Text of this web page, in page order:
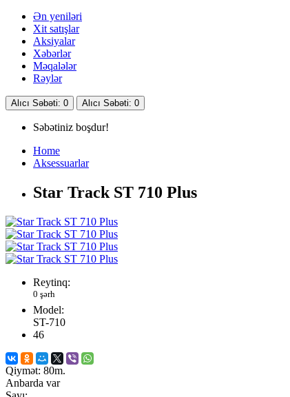
Ən yeniləri
Xit satışlar
Aksiyalar
Xəbərlər
Məqalələr
Rəylər
Alıcı Səbəti: 0 Alıcı Səbəti: 0
Səbətiniz boşdur!
Home
Aksessuarlar
Star Track ST 710 Plus
Reytinq:
0 şərh
Model:
ST-710
46
Qiymət: 80m.
Anbarda var